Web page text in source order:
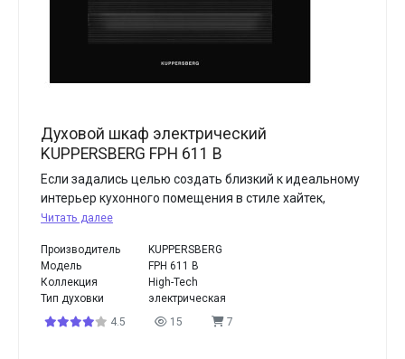
Духовой шкаф электрический
KUPPERSBERG FPH 611 B
Если задались целью создать близкий к идеальному
интерьер кухонного помещения в стиле хайтек,
Читать далее
Производитель
KUPPERSBERG
Модель
FPH 611 B
Коллекция
High-Tech
Тип духовки
электрическая
4.5
15 7